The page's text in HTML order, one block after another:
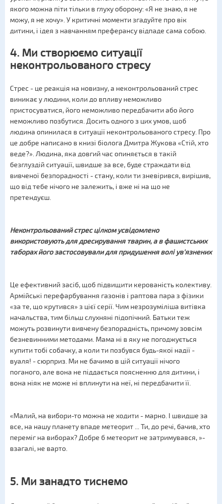
якого можна піти тільки в глуху оборону: «Я не знаю, я не
можу, я не хочу». У критичні моменти згадуйте про вік
дитини, і ідея з навчанням преферансу відпаде сама собою.
4. Ми створюємо ситуації
неконтрольованого стресу
Стрес - це реакція на новизну, а неконтрольований стрес
виникає у людини, коли до впливу неможливо
пристосуватися, його неможливо передбачити або його
неможливо позбутися. Досить одного з цих умов, щоб
людина опинилася в ситуації неконтрольованого стресу. Про
це добре написано в книзі біолога Дмитра Жукова «Стій, хто
веде?». Людина, яка довгий час опиняється в такій
безглуздій ситуації, швидше за все, буде страждати від
вивченої безпорадності - стану, коли ти зневірився, вирішив,
що від тебе нічого не залежить, і вже ні на що не
претендуєш.
Неконтрольований стрес цілком усвідомлено
використовують для дресирування тварин, а в фашистських
таборах його застосовували для придушення волі ув'язнених
Це ефективний засіб, щоб підвищити керованість колективу.
Армійські перефарбування газонів і раптова пара з фізики
«за те, що крутився» з цієї серії. Чим незрозуміліша витівка
начальства, тим більш слухняні підопічний. Батьки теж
можуть розвинути вивчену безпорадність, причому зовсім
безневинними методами. Мама ні в яку не погоджується
купити тобі собачку, а коли ти позбувся будь-якої надії -
вуаля! - сюрприз. Ми не бачимо в цій ситуації нічого
поганого, але вона не піддається поясненню для дитини, і
вона ніяк не може ні вплинути на неї, ні передбачити її.
«Малий, на вибори-то можна не ходити - марно. І швидше за
все, на нашу планету впаде метеорит ... Ти, до речі, бачив, хто
переміг на виборах? Добре б метеорит не затримувався, »-
взагалі, не варто.
5. Ми занадто тиснемо